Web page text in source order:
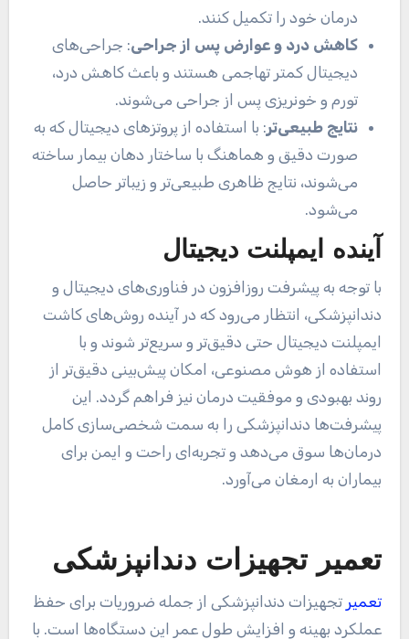
درمان خود را تکمیل کنند.
کاهش درد و عوارض پس از جراحی: جراحی‌های
دیجیتال کمتر تهاجمی هستند و باعث کاهش درد،
تورم و خونریزی پس از جراحی می‌شوند.
نتایج طبیعی‌تر: با استفاده از پروتزهای دیجیتال که به
صورت دقیق و هماهنگ با ساختار دهان بیمار ساخته
می‌شوند، نتایج ظاهری طبیعی‌تر و زیباتر حاصل
می‌شود.
آینده ایمپلنت دیجیتال
با توجه به پیشرفت روزافزون در فناوری‌های دیجیتال و
دندانپزشکی، انتظار می‌رود که در آینده روش‌های کاشت
ایمپلنت دیجیتال حتی دقیق‌تر و سریع‌تر شوند و با
استفاده از هوش مصنوعی، امکان پیش‌بینی دقیق‌تر از
روند بهبودی و موفقیت درمان نیز فراهم گردد. این
پیشرفت‌ها دندانپزشکی را به سمت شخصی‌سازی کامل
درمان‌ها سوق می‌دهد و تجربه‌ای راحت و ایمن برای
بیماران به ارمغان می‌آورد.
تعمیر تجهیزات دندانپزشکی
تعمیر تجهیزات دندانپزشکی از جمله ضروریات برای حفظ
عملکرد بهینه و افزایش طول عمر این دستگاه‌ها است. با